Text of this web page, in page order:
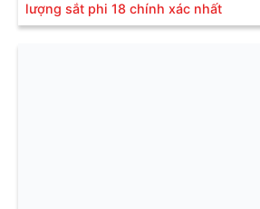
lượng sắt phi 18 chính xác nhất